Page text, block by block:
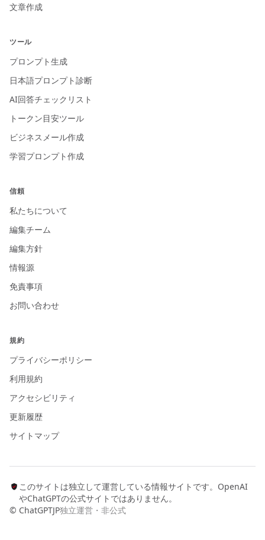
文章作成
ツール
プロンプト生成
日本語プロンプト診断
AI回答チェックリスト
トークン目安ツール
ビジネスメール作成
学習プロンプト作成
信頼
私たちについて
編集チーム
編集方針
情報源
免責事項
お問い合わせ
規約
プライバシーポリシー
利用規約
アクセシビリティ
更新履歴
サイトマップ
このサイトは独立して運営している情報サイトです。OpenAI
やChatGPTの公式サイトではありません。
© ChatGPTJP独立運営・非公式